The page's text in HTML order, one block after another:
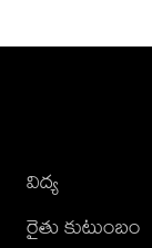
విద్య
రైతు కుటుంబం